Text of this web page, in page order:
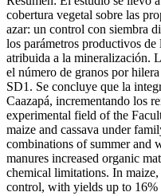
cobertura vegetal sobre las
azar: un control con siembra
los parámetros productivos
atribuida a la mineralización.
el número de granos por
SD1. Se concluye que la
Caazapá, incrementando los
experimental field of the
maize and cassava under
combinations of summer and
manures increased organic
chemical limitations. In
control, with yields up to 16%